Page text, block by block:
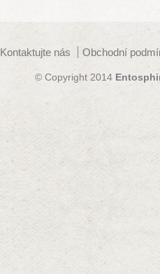
Kontaktujte nás Obchodní
© Copyright 2014